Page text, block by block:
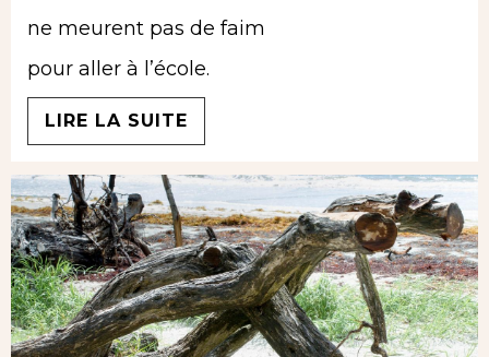
ne meurent pas de faim
pour aller à l’école.
LIRE LA SUITE